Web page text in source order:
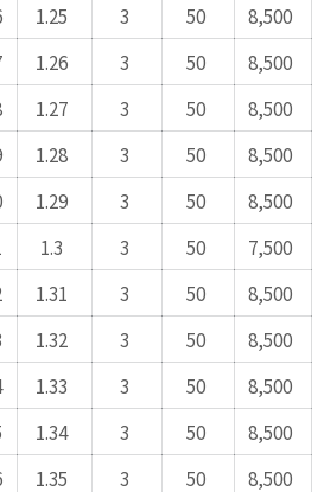
1.25 3 50
8,500
1.26 3 50
8,500
1.27 3 50
8,500
1.28 3 50
8,500
1.29 3 50
8,500
1.3 3 50
7,500
1.31 3 50
8,500
1.32 3 50
8,500
1.33 3 50
8,500
1.34 3 50
8,500
1.35 3 50 8,500